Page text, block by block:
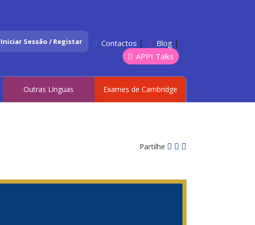
Iniciar Sessão / Registar Contactos | Blog|
APPI Talks
Outras Línguas Exames de Cambridge
Partilhe